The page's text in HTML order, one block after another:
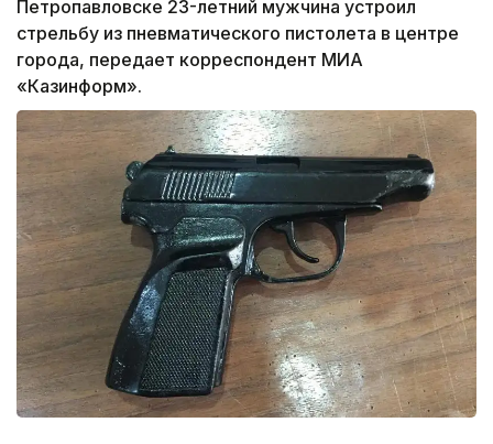
Петропавловске 23-летний мужчина устроил
стрельбу из пневматического пистолета в центре
города, передает корреспондент МИА
«Казинформ».